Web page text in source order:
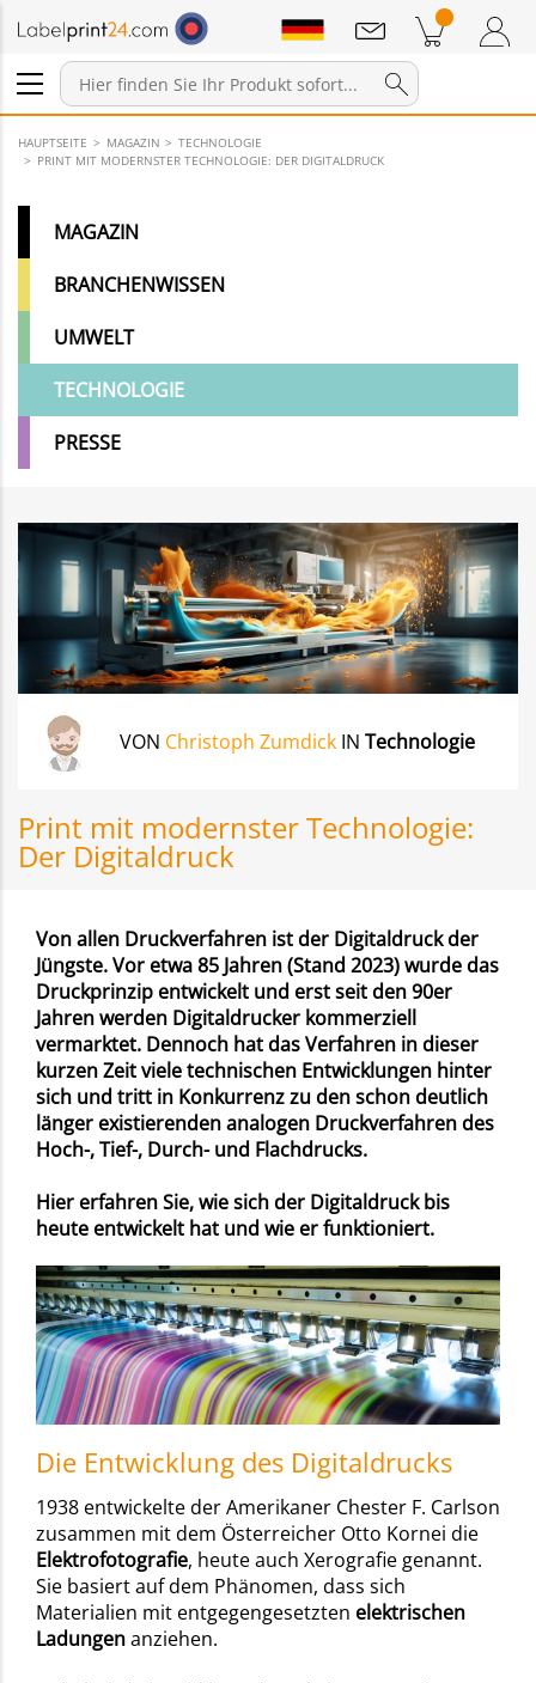
Anmelden / Registrieren
Warenkorb Zum Warenkorb
Mitteilungen
HAUPTSEITE MAGAZIN
TECHNOLOGIE
PRINT MIT MODERNSTER TECHNOLOGIE: DER DIGITALDRUCK
MAGAZIN
BRANCHENWISSEN
UMWELT
TECHNOLOGIE
PRESSE
VON Christoph Zumdick IN Technologie
Print mit modernster Technologie:
Der Digitaldruck
Von allen Druckverfahren ist der Digitaldruck der
Jüngste. Vor etwa 85 Jahren (Stand 2023) wurde das
Druckprinzip entwickelt und erst seit den 90er
Jahren werden Digitaldrucker kommerziell
vermarktet. Dennoch hat das Verfahren in dieser
kurzen Zeit viele technischen Entwicklungen hinter
sich und tritt in Konkurrenz zu den schon deutlich
länger existierenden analogen Druckverfahren des
Hoch-, Tief-, Durch- und Flachdrucks.
Hier erfahren Sie, wie sich der Digitaldruck bis
heute entwickelt hat und wie er funktioniert.
Die Entwicklung des Digitaldrucks
1938 entwickelte der Amerikaner Chester F. Carlson
zusammen mit dem Österreicher Otto Kornei die
Elektrofotografie, heute auch Xerografie genannt.
Sie basiert auf dem Phänomen, dass sich
Materialien mit entgegengesetzten elektrischen
Ladungenanziehen.